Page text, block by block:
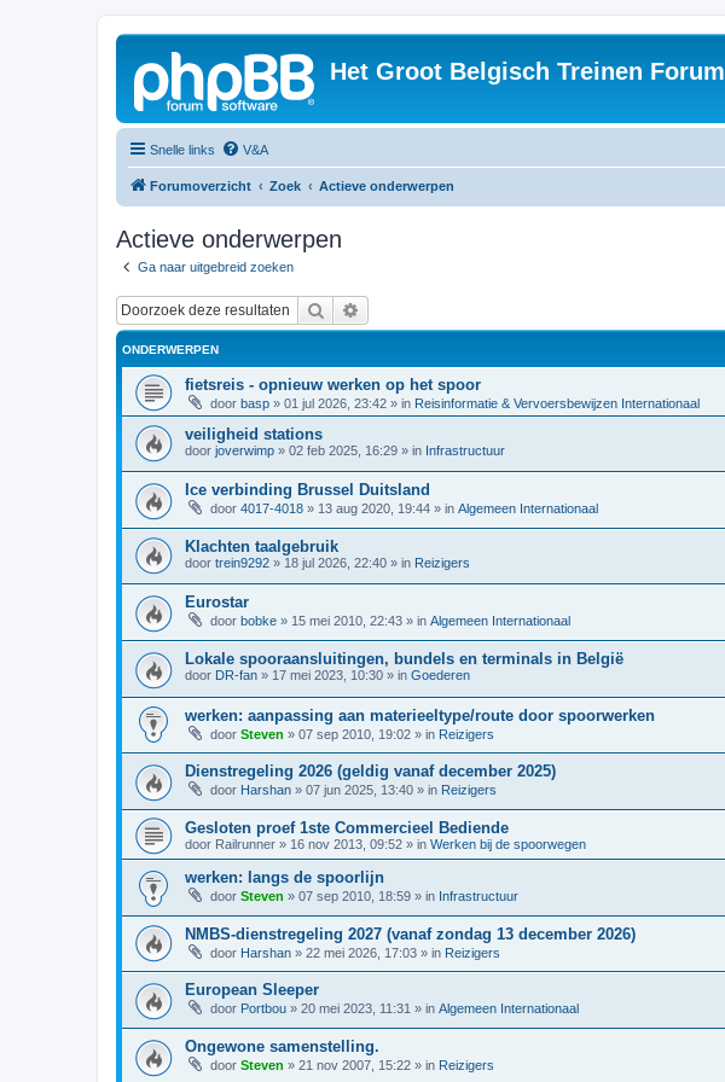
Het Groot Belgisch Treinen Forum
Snelle links V&A
Forumoverzicht Zoek Actieve onderwerpen
Actieve onderwerpen
Ga naar uitgebreid zoeken
Zoek
ONDERWERPEN
fietsreis - opnieuw werken op het spoor
door basp » 01 jul 2026, 23:42 » in Reisinformatie & Vervoersbewijzen Internationaal
veiligheid stations
door joverwimp » 02 feb 2025, 16:29 » in Infrastructuur
Ice verbinding Brussel Duitsland
door 4017-4018 » 13 aug 2020, 19:44 » in Algemeen Internationaal
Klachten taalgebruik
door trein9292 » 18 jul 2026, 22:40 » in Reizigers
Eurostar
door bobke » 15 mei 2010, 22:43 » in Algemeen Internationaal
Lokale spooraansluitingen, bundels en terminals in België
door DR-fan » 17 mei 2023, 10:30 » in Goederen
werken: aanpassing aan materieeltype/route door spoorwerken
door Steven » 07 sep 2010, 19:02 » in Reizigers
Dienstregeling 2026 (geldig vanaf december 2025)
door Harshan » 07 jun 2025, 13:40 » in Reizigers
Gesloten proef 1ste Commercieel Bediende
door Railrunner » 16 nov 2013, 09:52 » in Werken bij de spoorwegen
werken: langs de spoorlijn
door Steven » 07 sep 2010, 18:59 » in Infrastructuur
NMBS-dienstregeling 2027 (vanaf zondag 13 december 2026)
door Harshan » 22 mei 2026, 17:03 » in Reizigers
European Sleeper
door Portbou » 20 mei 2023, 11:31 » in Algemeen Internationaal
Ongewone samenstelling.
door Steven » 21 nov 2007, 15:22 » in Reizigers